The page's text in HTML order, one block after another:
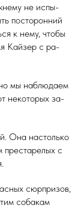
не ис­пы­
пос­то­рон­ний
к не­му, что­бы
Кай­зер с ра­
мы наб­лю­да­ем
не­кото­рых за­
Она нас­толь­ко
с
сюр­при­зов,
со­бакам